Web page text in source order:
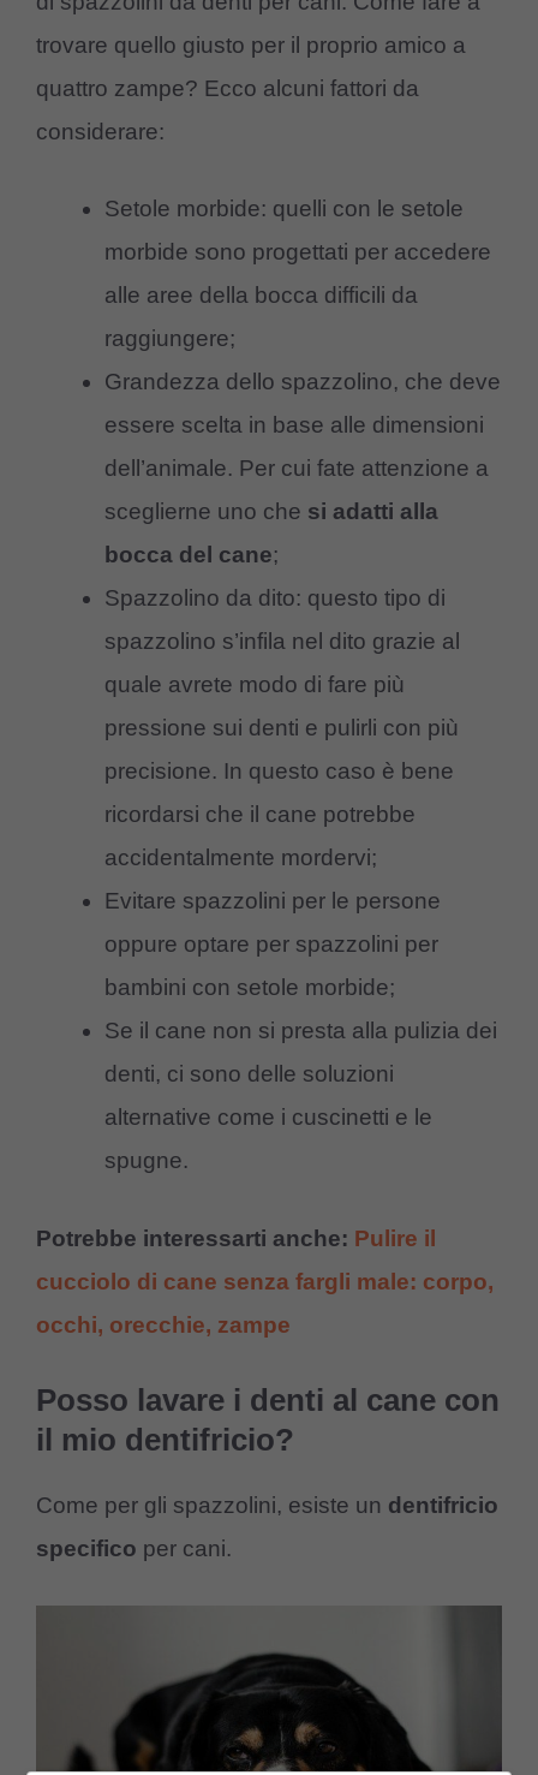
trovare quello giusto per il proprio amico a
quattro zampe? Ecco alcuni fattori da
considerare:
Setole morbide: quelli con le setole
morbide sono progettati per accedere
alle aree della bocca difficili da
raggiungere;
Grandezza dello spazzolino, che deve
essere scelta in base alle dimensioni
dell’animale. Per cui fate attenzione a
sceglierne uno che si adatti alla
bocca del cane;
Spazzolino da dito: questo tipo di
spazzolino s’infila nel dito grazie al
quale avrete modo di fare più
pressione sui denti e pulirli con più
precisione. In questo caso è bene
ricordarsi che il cane potrebbe
accidentalmente mordervi;
Evitare spazzolini per le persone
oppure optare per spazzolini per
bambini con setole morbide;
Se il cane non si presta alla pulizia dei
denti, ci sono delle soluzioni
alternative come i cuscinetti e le
spugne.
Potrebbe interessarti anche: Pulire il
cucciolo di cane senza fargli male: corpo,
occhi, orecchie, zampe
Posso lavare i denti al cane con
il mio dentifricio?
Come per gli spazzolini, esiste un dentifricio
specifico per cani.